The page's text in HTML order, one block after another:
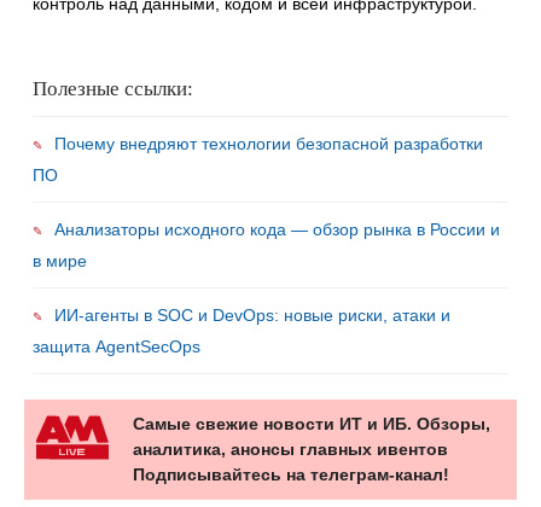
Полезные ссылки:
Почему внедряют технологии безопасной разработки
ПО
Анализаторы исходного кода — обзор рынка в России и
в мире
ИИ-агенты в SOC и DevOps: новые риски, атаки и
защита AgentSecOps
Самые свежие новости ИТ и ИБ. Обзоры,
аналитика, анонсы главных ивентов
Подписывайтесь на телеграм-канал!